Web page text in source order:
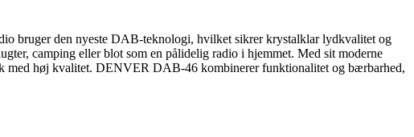
bruger den nyeste DAB-teknologi, hvilket sikrer krystalklar lydkvalitet og
camping eller blot som en pålidelig radio i hjemmet. Med sit moderne
med høj kvalitet. DENVER DAB-46 kombinerer funktionalitet og bærbarhed,